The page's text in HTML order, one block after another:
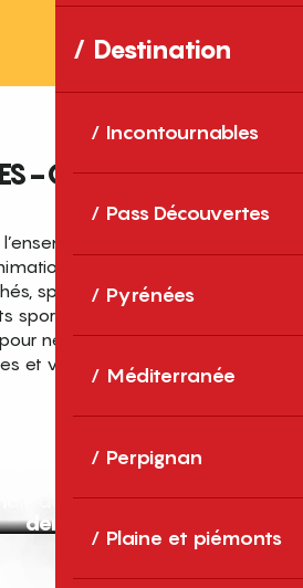
Destination
Incontournables
Pass Découvertes
Pyrénées
Méditerranée
Perpignan
Plaine et piémonts
ORIENTALES
des fêtes,
recensées dans le
spectacles, expositions,
sportifs et culturels… un agenda
ne rien manquer de
et villages.
demain et après-
demain